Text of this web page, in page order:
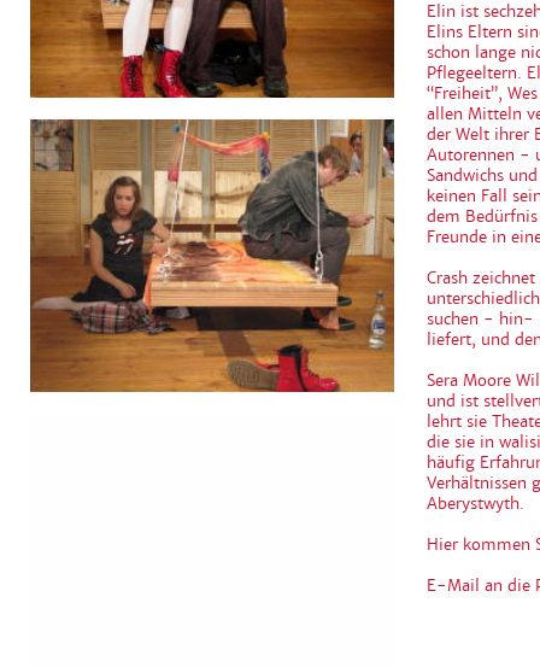
Elin ist
Elins Eltern
schon lange
Pflegeeltern.
“Freiheit”,
allen Mitteln
der Welt ihrer
Autorennen -
Sandwichs
keinen Fall
dem
Freunde in
Crash
suchen - hin-
liefert, und
Sera Moore
und ist
lehrt sie
die sie in
häufig
Verhältnissen
Aberystwyth.
Hier kommen
E-Mail an die